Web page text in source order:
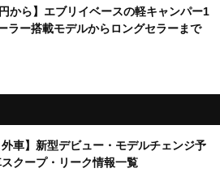
円から】エブリイベースの軽キャンパー1
ラー搭載モデルからロングセラーまで
外車】新型デビュー・モデルチェンジ予
クープ・リーク情報一覧